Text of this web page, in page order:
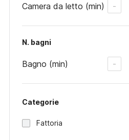
Camera da letto (min) -
N. bagni
Bagno (min) -
Categorie
Fattoria